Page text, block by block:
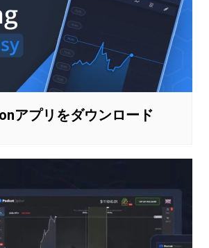
アプリをダウンロード